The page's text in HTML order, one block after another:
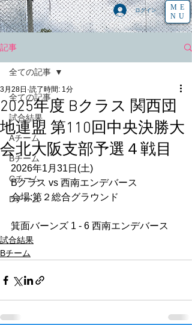
ログイン
ME
NU
記事
全ての記事
試合結果
Aチーム
Bチーム
Cチーム
Dチーム
全ての記事
2025年度 Bクラス 関西団
地連盟 第110回中央決勝大
会北大阪支部予選４戦目
3月28日 読了時間: 1分
2026年1月31日(土)
Bクラス vs 西南エンデバース
会場:第２総合グラウンド
箕面バーンズ 1 - 6 西南エンデバース
試合結果
Bチーム